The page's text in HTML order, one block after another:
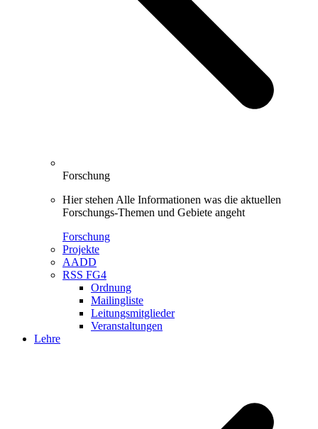
Forschung
Hier stehen Alle Informationen was die aktuellen
Forschungs-Themen und Gebiete angeht
Forschung
Projekte
AADD
RSS FG4
Ordnung
Mailingliste
Leitungsmitglieder
Veranstaltungen
Lehre